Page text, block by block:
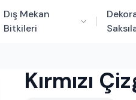
Dış Mekan
Bitkileri
Kırmızı